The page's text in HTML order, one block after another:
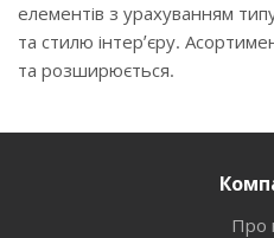
елементів з урахуванням
та стилю інтер’єру.
та розширюється.
Про